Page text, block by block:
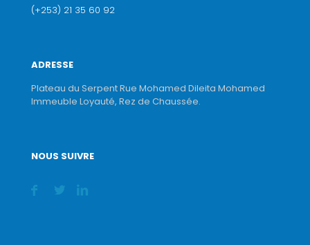
(+253) 21 35 60 92
ADRESSE
Plateau du Serpent Rue Mohamed Dileita Mohamed
Immeuble Loyauté, Rez de Chaussée.
NOUS SUIVRE